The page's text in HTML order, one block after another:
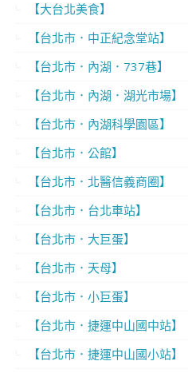
【大台北美食】
【台北市．中正紀念堂站】
【台北市．內湖．737巷】
【台北市．內湖．湖光市場】
【台北市．內湖科學園區】
【台北市．公館】
【台北市．北醫信義商圈】
【台北市．台北車站】
【台北市．大巨蛋】
【台北市．天母】
【台北市．小巨蛋】
【台北市．捷運中山國中站】
【台北市．捷運中山國小站】